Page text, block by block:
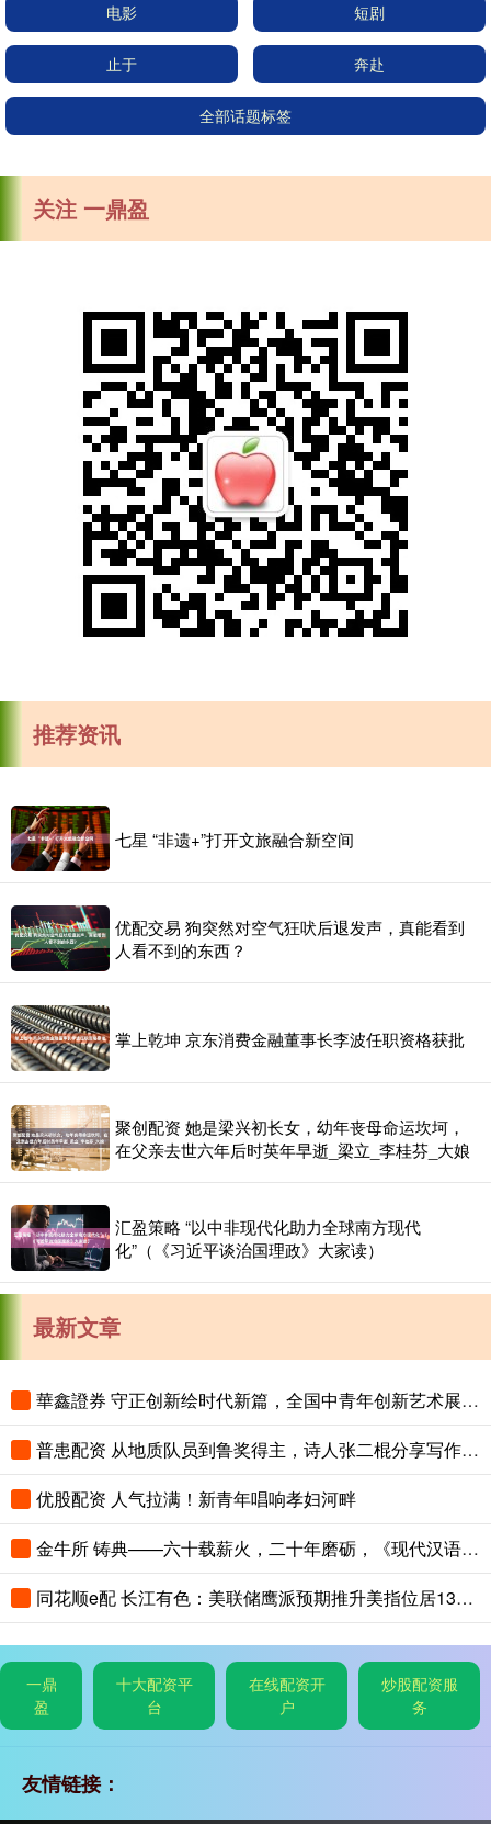
电影 短剧
止于 奔赴
全部话题标签
关注 一鼎盈
推荐资讯
七星 “非遗+”打开文旅融合新空间
优配交易 狗突然对空气狂吠后退发声，真能看到
人看不到的东西？
掌上乾坤 京东消费金融董事长李波任职资格获批
聚创配资 她是梁兴初长女，幼年丧母命运坎坷，
在父亲去世六年后时英年早逝_梁立_李桂芬_大娘
汇盈策略 “以中非现代化助力全球南方现代
化”（《习近平谈治国理政》大家读）
最新文章
華鑫證券 守正创新绘时代新篇，全国中青年创新艺术展登陆中国美术馆
普患配资 从地质队员到鲁奖得主，诗人张二棍分享写作与人生：“因为苍天在上，我愿埋首人间”
优股配资 人气拉满！新青年唱响孝妇河畔
金牛所 铸典——六十载薪火，二十年磨砺，《现代汉语大词典》出版
同花顺e配 长江有色：美联储鹰派预期推升美指位居13个月高位 25日镍价或小跌
一鼎
盈
十大配资平
台
在线配资开
户
炒股配资服
务
友情链接：